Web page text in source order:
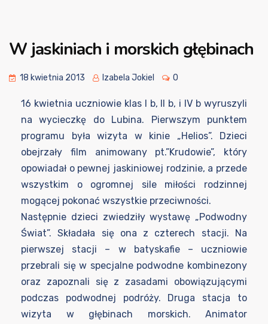
W jaskiniach i morskich głębinach
18 kwietnia 2013 Izabela Jokiel 0
16 kwietnia uczniowie klas I b, II b, i IV b wyruszyli
na wycieczkę do Lubina. Pierwszym punktem
programu była wizyta w kinie „Helios”. Dzieci
obejrzały film animowany pt.”Krudowie”, który
opowiadał o pewnej jaskiniowej rodzinie, a przede
wszystkim o ogromnej sile miłości rodzinnej
mogącej pokonać wszystkie przeciwności.
Następnie dzieci zwiedziły wystawę „Podwodny
Świat”. Składała się ona z czterech stacji. Na
pierwszej stacji – w batyskafie – uczniowie
przebrali się w specjalne podwodne kombinezony
oraz zapoznali się z zasadami obowiązującymi
podczas podwodnej podróży. Druga stacja to
wizyta w głębinach morskich. Animator